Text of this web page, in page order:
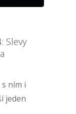
Slevy
ním i
jeden